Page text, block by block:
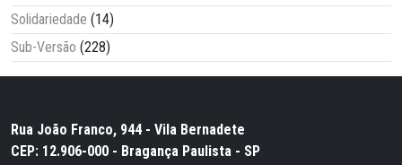
Solidariedade (14)
Sub-Versão (228)
Rua João Franco, 944 - Vila Bernadete
CEP: 12.906-000 - Bragança Paulista - SP